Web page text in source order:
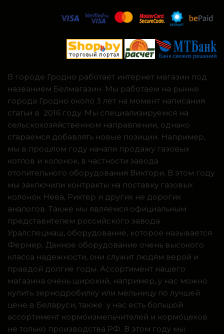
В городе Гродно работает интернет магазин под
названием Белмагазин. Мы работаем на рынке
города Гродно около 3 лет на момент написания
статьи в 2016 году. Мы специализируемся на
сельскохозяйственном направлении, однако
стараемся добавлять новые позиции. Например,
мы в прошлом году начали продажу газовых
котлов и колонок, в частности завода
отопительного оборудования Виктори. В этом году
мы заключили контракты на поставку газовых
колонок Нева, Рихтер и других не дорогих
аналогов. Также мы являемся официальным
представителем российского завода
Уралспецмаш, оборудование, которое называется
Фермер. Данное оборудование очень высокого
класса надежности, они служит людям верой и
правдой долгие годы. Ассортимент нашего
магазина очень широкий, например, у нас можно
купить зернодробилку или мельницу по лучшей
цене в Беларуси, также у нас есть большой
ассортимент кормоизмельчителей и кормоцехов
не только производства РФ. В этом году мы